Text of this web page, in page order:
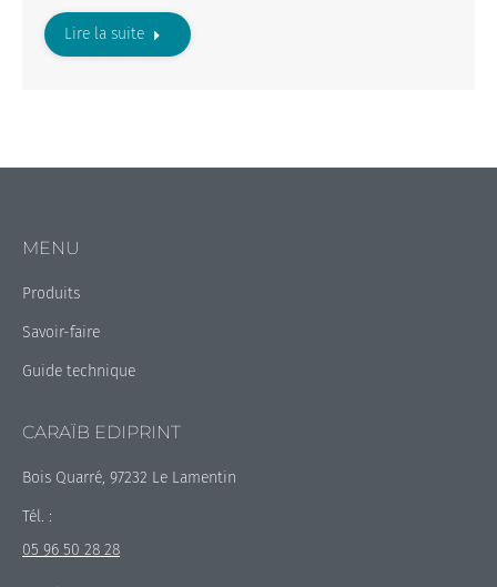
Lire la suite
MENU
Produits
Savoir-faire
Guide technique
CARAÏB EDIPRINT
Bois Quarré, 97232 Le Lamentin
Tél. :
05 96 50 28 28